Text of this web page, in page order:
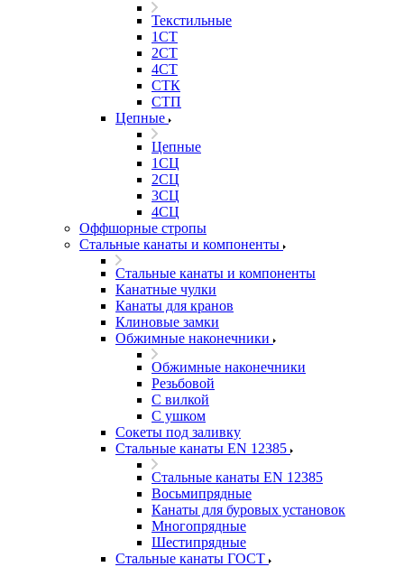
Текстильные
1СТ
2СТ
4СТ
СТК
СТП
Цепные
Цепные
1СЦ
2СЦ
3СЦ
4СЦ
Оффшорные стропы
Стальные канаты и компоненты
Стальные канаты и компоненты
Канатные чулки
Канаты для кранов
Клиновые замки
Обжимные наконечники
Обжимные наконечники
Резьбовой
С вилкой
С ушком
Сокеты под заливку
Стальные канаты EN 12385
Стальные канаты EN 12385
Восьмипрядные
Канаты для буровых установок
Многопрядные
Шестипрядные
Стальные канаты ГОСТ